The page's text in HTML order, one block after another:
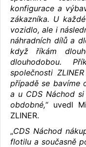
konfigurace a
zákazníka. U
vozidlo, ale i
náhradních dílů a
když říkám
dlouhodobou.
společnosti
případě se bavíme
a u CDS Náchod
obdobné,“ uvedl
ZLINER.
„CDS Náchod
flotilu a současně